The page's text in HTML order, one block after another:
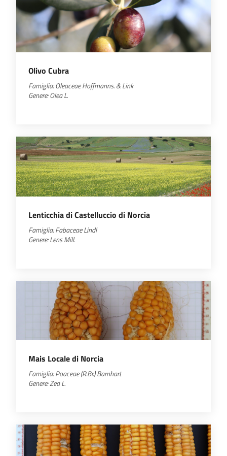
Olivo Cubra
Famiglia:OleaceaeHoffmanns. & Link
Genere:OleaL.
Lenticchia di Castelluccio di Norcia
Famiglia:FabaceaeLindl
Genere:LensMill.
Mais Locale di Norcia
Famiglia:Poaceae(R.Br.) Barnhart
Genere:ZeaL.